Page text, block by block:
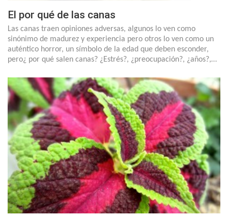
El por qué de las canas
Las canas traen opiniones adversas, algunos lo ven como
sinónimo de madurez y experiencia pero otros lo ven como un
auténtico horror, un símbolo de la edad que deben esconder,
pero¿ por qué salen canas? ¿Estrés?, ¿preocupación?, ¿años?,…